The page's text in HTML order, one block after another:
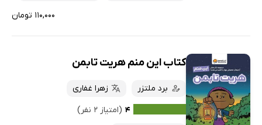
۱۱۰,۰۰۰ تومان
کتاب این منم هریت تابمن
برد ملتزر
زهرا غفاری
۴ (امتیاز ۲ نفر)